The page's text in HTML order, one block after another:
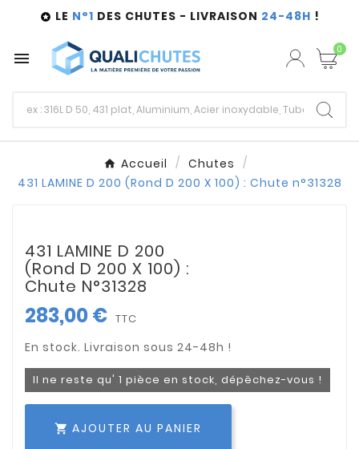
 LE N°1 DES CHUTES - LIVRAISON 24-48H !
 0
Accueil
Chutes
431 LAMINE D 200 (Rond D 200 X 100) : Chute n°31328
431 LAMINE D 200
(Rond D 200 X 100) :
Chute N°31328
283,00 € TTC
Il ne reste qu' 1 pièce en stock, dépêchez-vous !
 AJOUTER AU PANIER